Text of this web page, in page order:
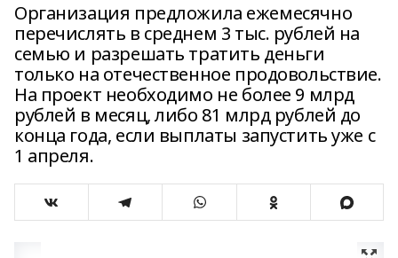
Организация предложила ежемесячно
перечислять в среднем 3 тыс. рублей на
семью и разрешать тратить деньги
только на отечественное продовольствие.
На проект необходимо не более 9 млрд
рублей в месяц, либо 81 млрд рублей до
конца года, если выплаты запустить уже с
1 апреля.